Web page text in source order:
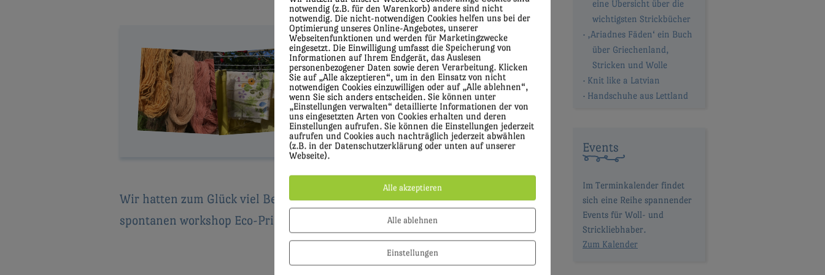
Wir hatten zum Glück viel Besuch, viel Hilfe und viel Spaß. Besonders bei dem
spontanen workshop Eco-Printing.
eine Übersicht über die
wichtigsten Strickbücher
‚Ariadnes Fäden‘ ein Buch
über Griechenland,
Stricken und Wolle
Knit like a Latvian
Handschuhe aus Lettland
Events
Im Terminkalender findet
sich eine Reihe spannender
Events für Woll- und
Strickliebhaber.
Zum Kalender
notwendig (z.B. für den Warenkorb) andere sind nicht
notwendig. Die nicht-notwendigen Cookies helfen uns bei der
Optimierung unseres Online-Angebotes, unserer
Webseitenfunktionen und werden für Marketingzwecke
eingesetzt. Die Einwilligung umfasst die Speicherung von
Informationen auf Ihrem Endgerät, das Auslesen
personenbezogener Daten sowie deren Verarbeitung. Klicken
Sie auf „Alle akzeptieren“, um in den Einsatz von nicht
notwendigen Cookies einzuwilligen oder auf „Alle ablehnen“,
wenn Sie sich anders entscheiden. Sie können unter
„Einstellungen verwalten“ detaillierte Informationen der von
uns eingesetzten Arten von Cookies erhalten und deren
Einstellungen aufrufen. Sie können die Einstellungen jederzeit
aufrufen und Cookies auch nachträglich jederzeit abwählen
(z.B. in der Datenschutzerklärung oder unten auf unserer
Webseite).
Alle akzeptieren
Alle ablehnen
Einstellungen